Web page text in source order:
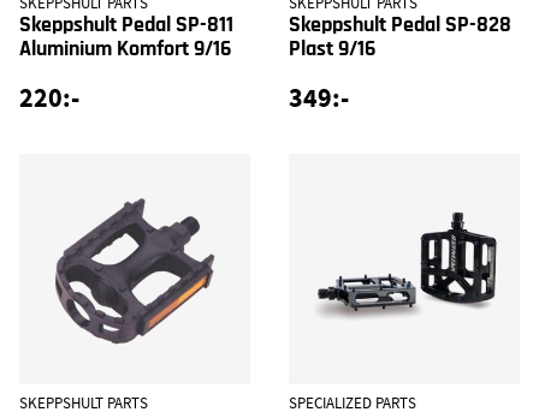
Skeppshult Pedal SP-811
Aluminium Komfort 9/16
220:-
Skeppshult Pedal SP-828
Plast 9/16
349:-
SKEPPSHULT PARTS SPECIALIZED PARTS